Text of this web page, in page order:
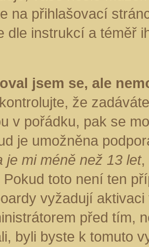
na přihlašovací
dle instrukcí a téměř
jsem se, ale
že
v pořádku, pak se
je umožněna
mi méně než 13 let,
Pokud toto není ten
vyžadují
před tím,
byli byste k tomuto